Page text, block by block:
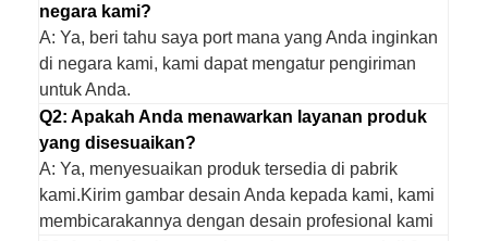
negara kami?
A: Ya, beri tahu saya port mana yang Anda inginkan
di negara kami, kami dapat mengatur pengiriman
untuk Anda.
Q2: Apakah Anda menawarkan layanan produk
yang disesuaikan?
A: Ya, menyesuaikan produk tersedia di pabrik
kami.Kirim gambar desain Anda kepada kami, kami
membicarakannya dengan desain profesional kami